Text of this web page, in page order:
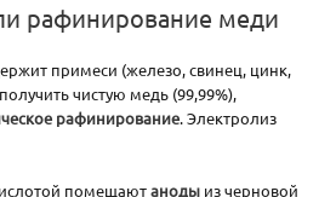
рафинирование меди
примеси (железо, свинец, цинк,
чистую медь (99,99%),
рафинирование. Электролиз
помещаютаноды из черновой